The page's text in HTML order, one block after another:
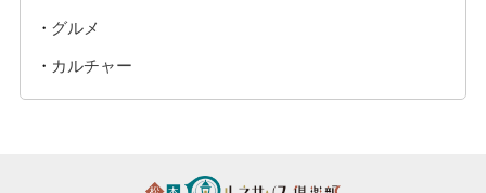
グルメ
カルチャー